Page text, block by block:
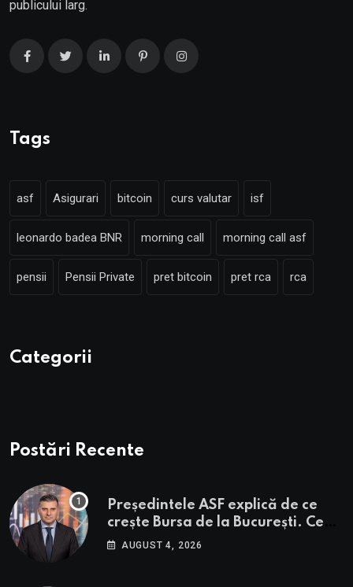
publicului larg.
Tags
asf Asigurari bitcoin curs valutar isf
leonardo badea BNR morning call morning call asf
pensii Pensii Private pret bitcoin pret rca rca
Categorii
Postări Recente
Președintele ASF explică de ce
crește Bursa de la București. Ce
urmează pentru BVB potrivit lui
AUGUST 4, 2026